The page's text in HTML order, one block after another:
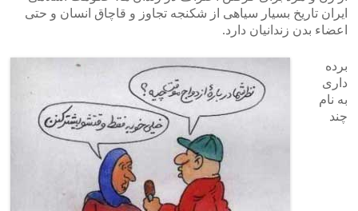
ایران تاریخ بسیار سیاهی از شکنجه تجاوز و قاچاق انسان و حتی
اعضاء بدن زندانیان دارد.
برده
داری
به نام
چند